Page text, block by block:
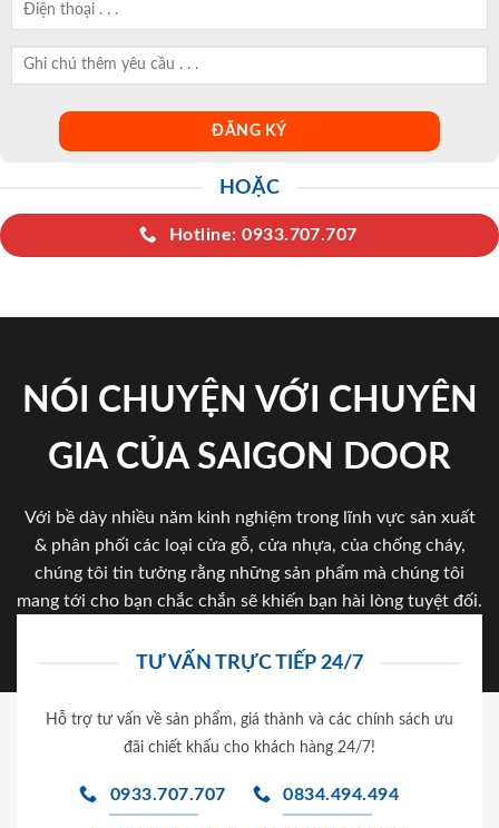
HOẶC
Hotline: 0933.707.707
NÓI CHUYỆN VỚI CHUYÊN
GIA CỦA SAIGON DOOR
Với bề dày nhiều năm kinh nghiệm trong lĩnh vực sản xuất
& phân phối các loại cửa gỗ, cửa nhựa, của chống cháy,
chúng tôi tin tưởng rằng những sản phẩm mà chúng tôi
mang tới cho bạn chắc chắn sẽ khiến bạn hài lòng tuyệt đối.
TƯ VẤN TRỰC TIẾP 24/7
Hỗ trợ tư vấn về sản phẩm, giá thành và các chính sách ưu
đãi chiết khấu cho khách hàng 24/7!
0933.707.707 0834.494.494